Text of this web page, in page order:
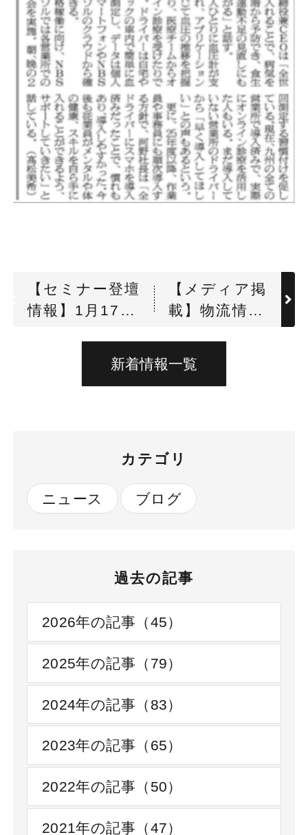
【セミナー登壇
情報】1月17日
TODAY様主催
「2024年問題
テム”を超える
継続的な物流連
携の新戦略〜」
【メディア掲
載】物流情報
年12月11日
ウ勉強会”の
記事が掲載さ
れました
新着情報一覧
カテゴリ
ニュース ブログ
過去の記事
2026年の記事（45）
2025年の記事（79）
2024年の記事（83）
2023年の記事（65）
2022年の記事（50）
2021年の記事（47）